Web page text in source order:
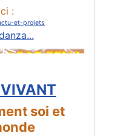
:
et-projets
VIVANT
soi et